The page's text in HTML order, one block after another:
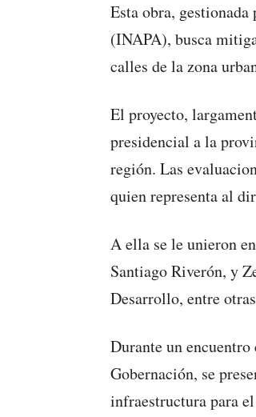
Esta obra,
(INAPA), busca
calles de la zona
El proyecto,
presidencial a la
región. Las
quien representa al
A ella se le unieron
Santiago Riverón, y
Desarrollo, entre
Durante un
Gobernación, se
infraestructura para